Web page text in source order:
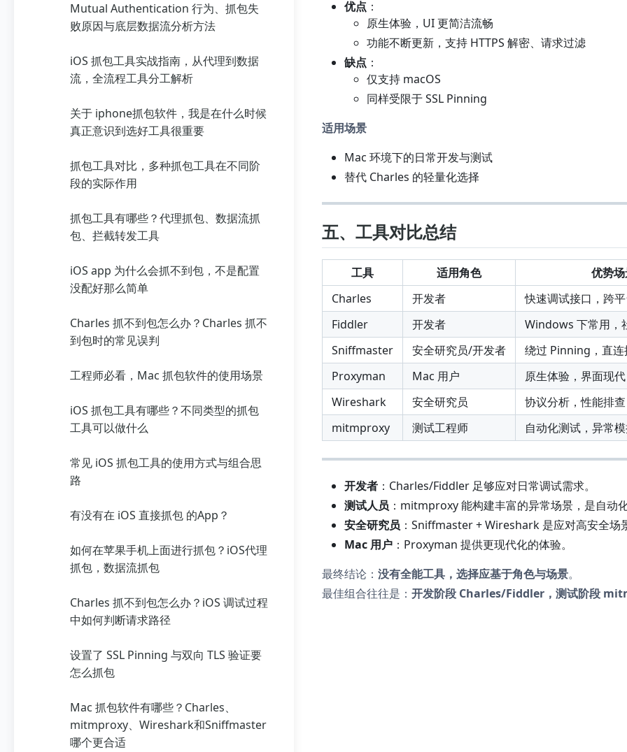
Mutual Authentication 行为、抓包失
败原因与底层数据流分析方法
iOS 抓包工具实战指南，从代理到数据
流，全流程工具分工解析
关于 iphone抓包软件，我是在什么时候
真正意识到选好工具很重要
抓包工具对比，多种抓包工具在不同阶
段的实际作用
抓包工具有哪些？代理抓包、数据流抓
包、拦截转发工具
iOS app 为什么会抓不到包，不是配置
没配好那么简单
Charles 抓不到包怎么办？Charles 抓不
到包时的常见误判
工程师必看，Mac 抓包软件的使用场景
iOS 抓包工具有哪些？不同类型的抓包
工具可以做什么
常见 iOS 抓包工具的使用方式与组合思
路
有没有在 iOS 直接抓包 的App？
如何在苹果手机上面进行抓包？iOS代理
抓包，数据流抓包
Charles 抓不到包怎么办？iOS 调试过程
中如何判断请求路径
设置了 SSL Pinning 与双向 TLS 验证要
怎么抓包
Mac 抓包软件有哪些？Charles、
mitmproxy、Wireshark和Sniffmaster
哪个更合适
优点 ：
原生体验，UI 更简洁流畅
功能不断更新，支持 HTTPS 解密、请求过滤
缺点 ：
仅支持 macOS
同样受限于 SSL Pinning
适用场景
Mac 环境下的日常开发与测试
替代 Charles 的轻量化选择
五、工具对比总结
工具 适用角色
优势
Charles
开发者
快速调试接口，跨
Fiddler
开发者
Windows 下常用，
Sniffmaster
安全研究员/开发者
绕过 Pinning，直
Proxyman
Mac 用户
原生体验，界面现代
Wireshark
安全研究员
协议分析，性能排查
mitmproxy
测试工程师 自动化测试，异常
开发者 ：Charles/Fiddler 足够应对日常调试需求。
测试人员 ：mitmproxy 能构建丰富的异常场景，是自动
安全研究员 ：Sniffmaster + Wireshark 是应对高安全场
Mac 用户 ：Proxyman 提供更现代化的体验。
最终结论： 没有全能工具，选择应基于角色与场景。
最佳组合往往是： 开发阶段 Charles/Fiddler，测试阶段